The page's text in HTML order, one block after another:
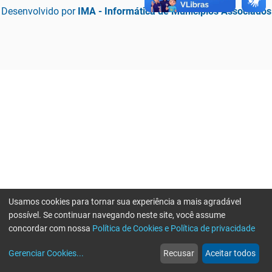
Desenvolvido por IMA - Informática de Municípios Associados
web
Notícias
more_horiz
Mais
Usamos cookies para tornar sua experiência a mais agradável
possível. Se continuar navegando neste site, você assume
concordar com nossa Política de Cookies e Política de privacidade
Gerenciar Cookies... Recusar Aceitar todos
Erro ao enviar informações, por favor tente novamente